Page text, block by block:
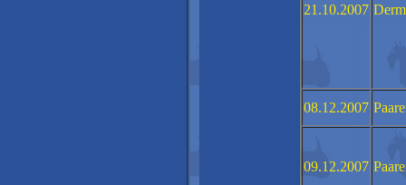
21.10.2007
08.12.2007
09.12.2007